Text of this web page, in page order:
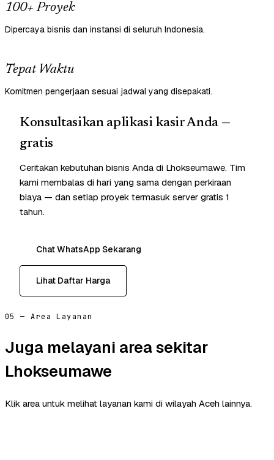
100+ Proyek
Dipercaya bisnis dan instansi di seluruh Indonesia.
Tepat Waktu
Komitmen pengerjaan sesuai jadwal yang disepakati.
Konsultasikan aplikasi kasir Anda —
gratis
Ceritakan kebutuhan bisnis Anda di Lhokseumawe. Tim
kami membalas di hari yang sama dengan perkiraan
biaya — dan setiap proyek termasuk server gratis 1
tahun.
Chat WhatsApp Sekarang
Lihat Daftar Harga
05 — Area Layanan
Juga melayani area sekitar
Lhokseumawe
Klik area untuk melihat layanan kami di wilayah Aceh lainnya.